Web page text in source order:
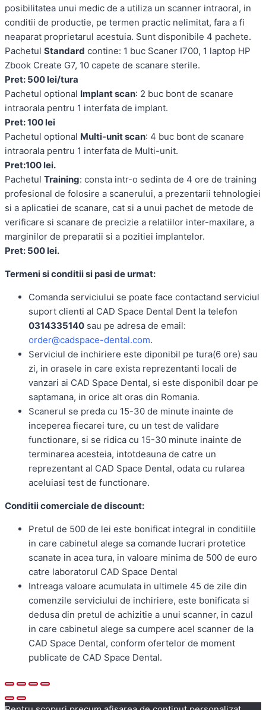
posibilitatea unui medic de a utiliza un scanner intraoral, in
conditii de productie, pe termen practic nelimitat, fara a fi
neaparat proprietarul acestuia. Sunt disponibile 4 pachete.
Pachetul Standard contine: 1 buc Scaner I700, 1 laptop HP
Zbook Create G7, 10 capete de scanare sterile.
Pret: 500 lei/tura
Pachetul optional Implant scan: 2 buc bont de scanare
intraorala pentru 1 interfata de implant.
Pret: 100 lei
Pachetul optional Multi-unit scan: 4 buc bont de scanare
intraorala pentru 1 interfata de Multi-unit.
Pret:100 lei.
Pachetul Training: consta intr-o sedinta de 4 ore de training
profesional de folosire a scanerului, a prezentarii tehnologiei
si a aplicatiei de scanare, cat si a unui pachet de metode de
verificare si scanare de precizie a relatiilor inter-maxilare, a
marginilor de preparatii si a pozitiei implantelor.
Pret: 500 lei.
Termeni si conditii si pasi de urmat:
Comanda serviciului se poate face contactand serviciul
suport clienti al CAD Space Dental Dent la telefon
0314335140 sau pe adresa de email:
order@cadspace-dental.com.
Serviciul de inchiriere este diponibil pe tura(6 ore) sau
zi, in orasele in care exista reprezentanti locali de
vanzari ai CAD Space Dental, si este disponibil doar pe
saptamana, in orice alt oras din Romania.
Scanerul se preda cu 15-30 de minute inainte de
inceperea fiecarei ture, cu un test de validare
functionare, si se ridica cu 15-30 minute inainte de
terminarea acesteia, intotdeauna de catre un
reprezentant al CAD Space Dental, odata cu rularea
aceluiasi test de functionare.
Conditii comerciale de discount:
Pretul de 500 de lei este bonificat integral in conditiile
in care cabinetul alege sa comande lucrari protetice
scanate in acea tura, in valoare minima de 500 de euro
catre laboratorul CAD Space Dental
Intreaga valoare acumulata in ultimele 45 de zile din
comenzile serviciului de inchiriere, este bonificata si
dedusa din pretul de achizitie a unui scanner, in cazul
in care cabinetul alege sa cumpere acel scanner de la
CAD Space Dental, conform ofertelor de moment
publicate de CAD Space Dental.